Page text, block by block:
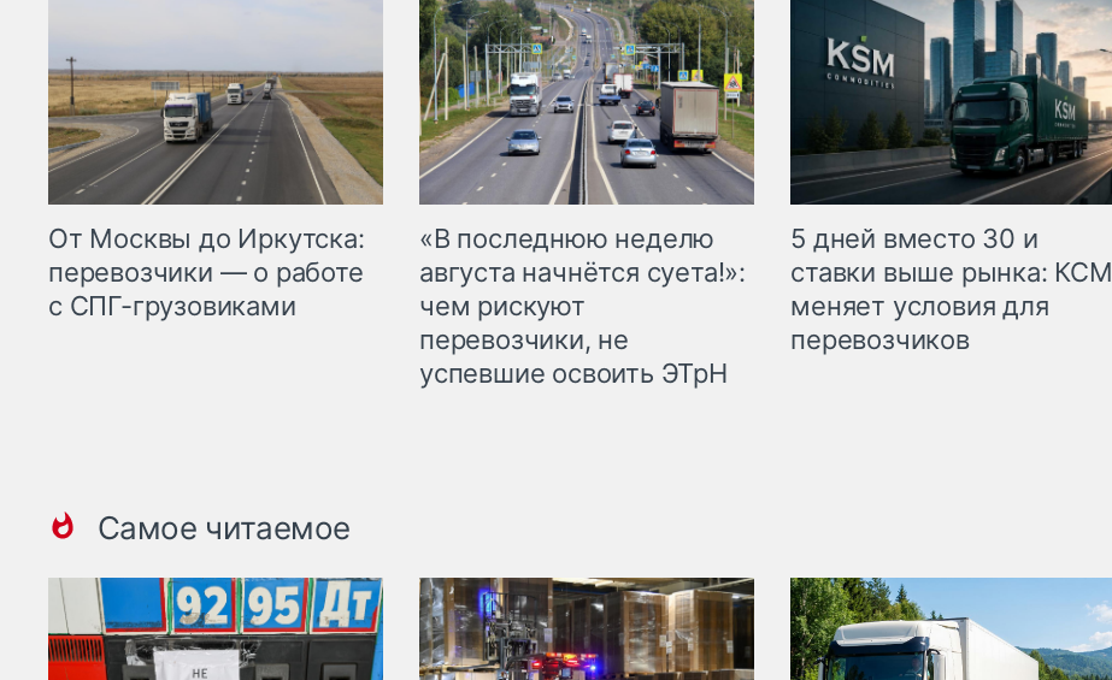
От Москвы до Иркутска:
перевозчики — о работе
с СПГ-грузовиками
«В последнюю неделю
августа начнётся суета!»:
чем рискуют
перевозчики, не
успевшие освоить ЭТрН
5 дней вместо 30 и
ставки выше рынка: КСМ
меняет условия для
перевозчиков
Самое читаемое